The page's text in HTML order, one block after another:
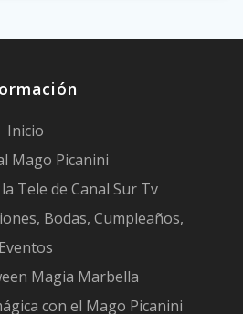
Inicio
Mago Picanini
Tele de Canal Sur Tv
Bodas, Cumpleaños,
Eventos
Magia Marbella
con el Mago Picanini